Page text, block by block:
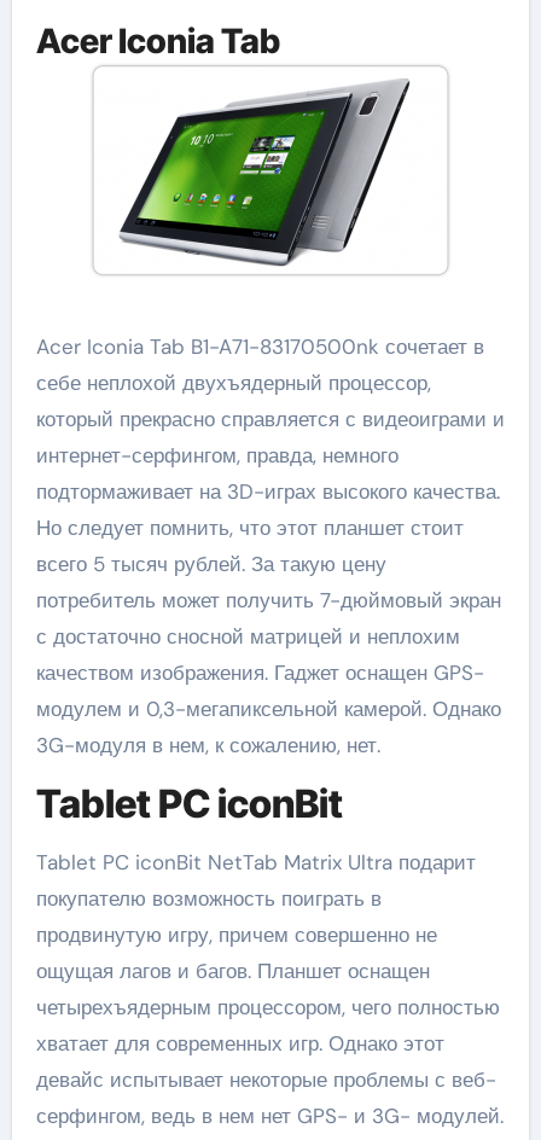
Acer Iconia Tab
Acer Iconia Tab B1-A71-83170500nk сочетает в
себе неплохой двухъядерный процессор,
который прекрасно справляется с видеоиграми и
интернет-серфингом, правда, немного
подтормаживает на 3D-играх высокого качества.
Но следует помнить, что этот планшет стоит
всего 5 тысяч рублей. За такую цену
потребитель может получить 7-дюймовый экран
с достаточно сносной матрицей и неплохим
качеством изображения. Гаджет оснащен GPS-
модулем и 0,3-мегапиксельной камерой. Однако
3G-модуля в нем, к сожалению, нет.
Tablet PC iconBit
Tablet PC iconBit NetTab Matrix Ultra подарит
покупателю возможность поиграть в
продвинутую игру, причем совершенно не
ощущая лагов и багов. Планшет оснащен
четырехъядерным процессором, чего полностью
хватает для современных игр. Однако этот
девайс испытывает некоторые проблемы с веб-
серфингом, ведь в нем нет GPS- и 3G- модулей.